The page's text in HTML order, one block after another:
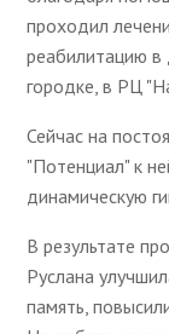
проходил
реабилитацию
городке, в РЦ
Сейчас на
"Потенциал" к
динамическую
В результате
Руслана
память,